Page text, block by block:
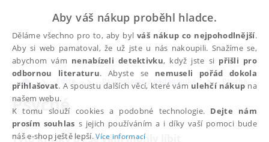
Edice Psychologie a pedagogika Psyché
Psyché
Tyto knížky by se vám mohly líbit
Aby váš nákup proběhl hladce.
Děláme všechno pro to, aby bylváš nákup co nejpohodlnější.
Aby si web pamatoval, že už jste u nás nakoupili. Snažíme se,
abychom vám nenabízeli detektivku, když jste si přišli pro
odbornou literaturu. Abyste se nemuseli pořád dokola
přihlašovat. A spoustu dalších věcí, které vám ulehčí nákup na
našem webu.
K tomu slouží cookies a podobné technologie. Dejte nám
prosím souhlas s jejich používáním a i díky vaší pomoci bude
náš e-shop ještě lepší.Více informací